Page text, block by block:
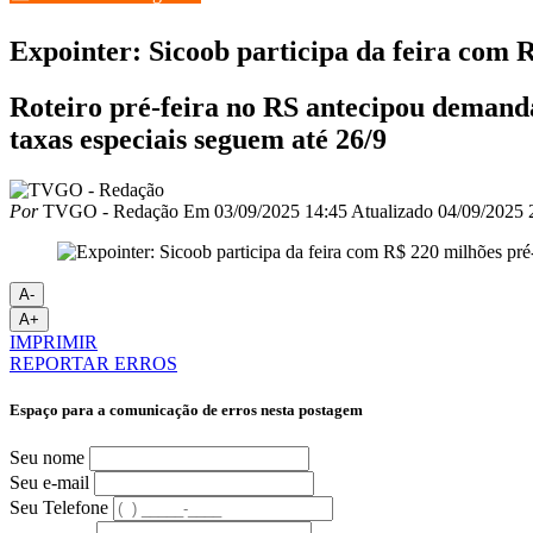
Expointer: Sicoob participa da feira com
Roteiro pré-feira no RS antecipou
taxas especiais seguem até 26/9
PorTVGO - Redação Em 03/09/2025 14:45 Atualizado 04/09/2025
A-
A+
IMPRIMIR
REPORTAR ERROS
Espaço para a comunicação de erros nesta postagem
Seu nome
Seu e-mail
Seu Telefone